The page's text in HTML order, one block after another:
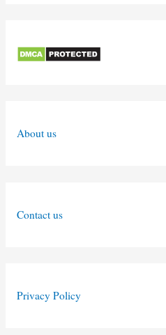
About us
Contact us
Privacy Policy